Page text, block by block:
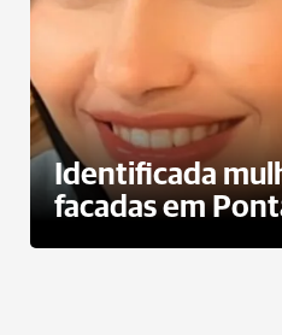
Identificada
facadas em